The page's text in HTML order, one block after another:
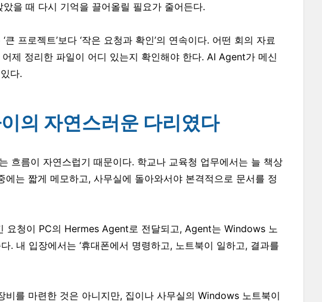
을 때 다시 기억을 끌어올릴 필요가 줄어든다.
프로젝트’보다 ‘작은 요청과 확인’의 연속이다. 어떤 회의 자료
제 정리한 파일이 어디 있는지 확인해야 한다. AI Agent가 메신
다.
의 자연스러운 다리였다
흐름이 자연스럽기 때문이다. 학교나 교육청 업무에서는 늘 책상
는 짧게 메모하고, 사무실에 돌아와서야 본격적으로 문서를 정
요청이 PC의 Hermes Agent로 전달되고, Agent는 Windows 노
내 입장에서는 ‘휴대폰에서 명령하고, 노트북이 일하고, 결과를
를 마련한 것은 아니지만, 집이나 사무실의 Windows 노트북이